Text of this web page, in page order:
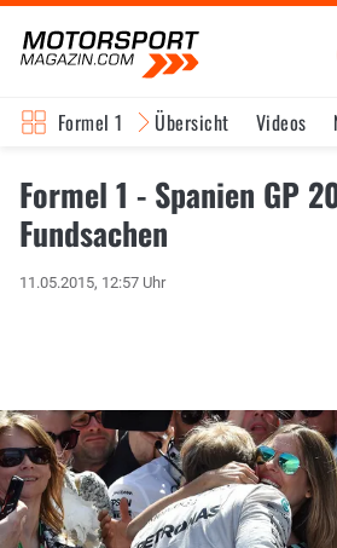
Formel 1 Übersicht Videos
Formel 1 - Spanien GP
Fundsachen
11.05.2015, 12:57 Uhr